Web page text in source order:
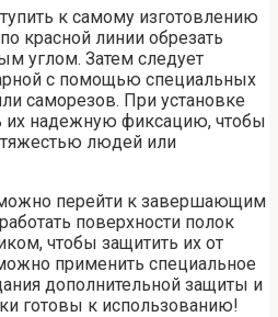
к самому изготовлению
красной линии обрезать
углом. Затем следует
с помощью специальных
саморезов. При установке
их надежную фиксацию, чтобы
людей или
перейти к завершающим
поверхности полок
чтобы защитить их от
применить специальное
дополнительной защиты и
готовы к использованию!